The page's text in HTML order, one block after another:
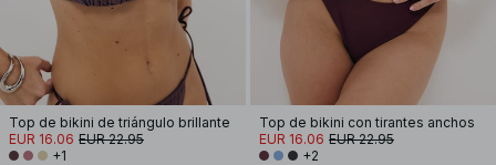
Top de bikini de triángulo brillante
EUR 16.06 EUR 22.95
+1
Top de bikini con tirantes anchos
EUR 16.06 EUR 22.95
+2